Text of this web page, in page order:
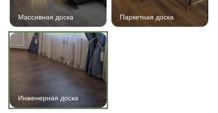
Массивная доска Паркетная доска
Инженерная доска